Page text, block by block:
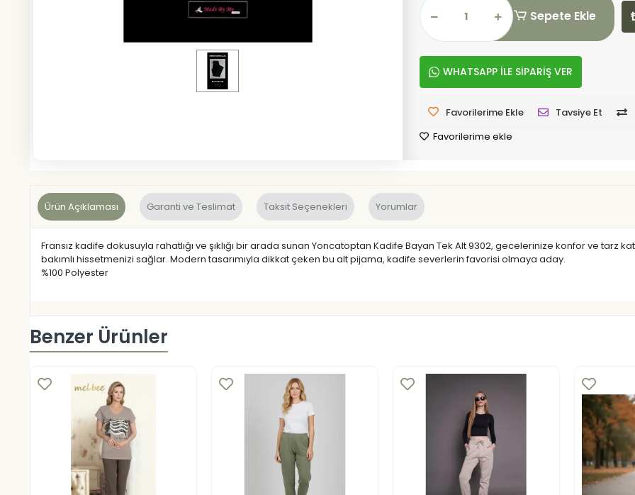
Sepete Ekle
WHATSAPP İLE SİPARİŞ VER
Favorilerime Ekle Tavsiye Et
Favorilerime ekle
Ürün Açıklaması Garanti ve Teslimat Taksit Seçenekleri Yorumlar
Fransız kadife dokusuyla rahatlığı ve şıklığı bir arada sunan Yoncatoptan Kadife Bayan Tek Alt 9302, gecelerinize konfor ve tarz
bakımlı hissetmenizi sağlar. Modern tasarımıyla dikkat çeken bu alt pijama, kadife severlerin favorisi olmaya aday.
%100 Polyester
Benzer Ürünler